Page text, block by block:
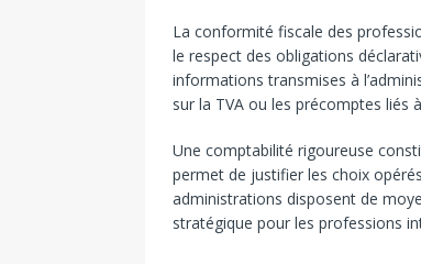
La conformité fiscale des
le respect des obligations
informations transmises à
sur la TVA ou les précomptes liés
Une comptabilité rigoureuse
permet de justifier les choix
administrations disposent de
stratégique pour les professions